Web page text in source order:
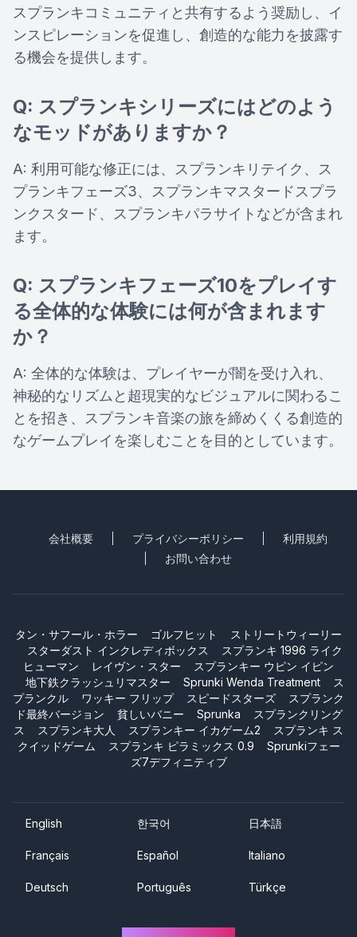
スプランキコミュニティと共有するよう奨励し、イ
ンスピレーションを促進し、創造的な能力を披露す
る機会を提供します。
Q: スプランキシリーズにはどのよう
なモッドがありますか？
A: 利用可能な修正には、スプランキリテイク、ス
プランキフェーズ3、スプランキマスタードスプラ
ンクスタード、スプランキパラサイトなどが含まれ
ます。
Q: スプランキフェーズ10をプレイす
る全体的な体験には何が含まれます
か？
A: 全体的な体験は、プレイヤーが闇を受け入れ、
神秘的なリズムと超現実的なビジュアルに関わるこ
とを招き、スプランキ音楽の旅を締めくくる創造的
なゲームプレイを楽しむことを目的としています。
会社概要 プライバシーポリシー
利用規約
お問い合わせ
タン・サフール・ホラー ゴルフヒット
ストリートウィーリー
スターダスト インクレディボックス
スプランキ 1996 ライク
ヒューマン
レイヴン・スター
スプランキー ウピン イピン
地下鉄クラッシュリマスター
Sprunki Wenda Treatment
ス
プランクル
ワッキー フリップ スピードスターズ
スプランク
ド最終バージョン
貧しいバニー Sprunka
スプランクリング
ス
スプランキ大人 スプランキー イカゲーム2
スプランキ ス
クイッドゲーム
スプランキ ピラミックス 0.9
Sprunkiフェー
ズ7デフィニティブ
English 한국어 日本語
Français Español Italiano
Deutsch Português Türkçe